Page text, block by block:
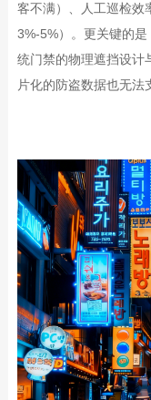
客不满）、人工巡检效
3%-5%）。更关键的
统门禁的物理遮挡设计
片化的防盗数据也无法